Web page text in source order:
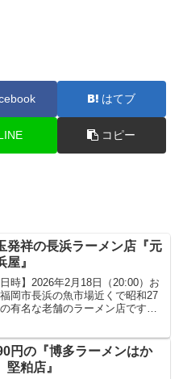
はてブ
コピー
発祥の長浜ラーメン店『元
屋』
日時】2026年2月18日（20:00）お
岡市長浜の魚市場近くで昭和27
有名な老舗のラーメン店です。
なく、様々な福岡のラーメンラ
で...
円の『博多ラーメンはか
粕店』